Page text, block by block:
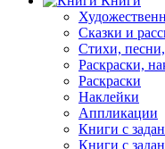
Сказки и
Стихи,
Раскраски,
Раскраски
Наклейки
Аппликации
Книги с
Книги с